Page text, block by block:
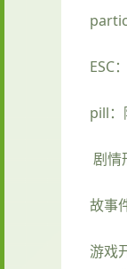
ESC
pill：
剧情
故事
游戏